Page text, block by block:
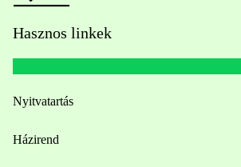
Hasznos linkek
Nyitvatartás
Házirend